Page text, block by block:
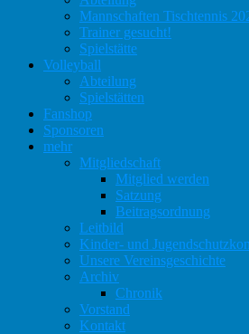
Mannschaften Tischtennis
Trainer gesucht!
Spielstätte
Volleyball
Abteilung
Spielstätten
Fanshop
Sponsoren
mehr
Mitgliedschaft
Mitglied werden
Satzung
Beitragsordnung
Leitbild
Kinder- und
Unsere Vereinsgeschichte
Archiv
Chronik
Vorstand
Kontakt